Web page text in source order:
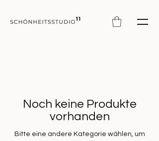
Noch keine Produkte
vorhanden
Bitte eine andere Kategorie wählen, um